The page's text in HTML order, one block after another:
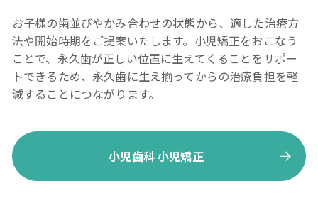
お子様の歯並びやかみ合わせの状態から、適した治療方
法や開始時期をご提案いたします。小児矯正をおこなう
ことで、永久歯が正しい位置に生えてくることをサポー
トできるため、永久歯に生え揃ってからの治療負担を軽
減することにつながります。
小児歯科 小児矯正